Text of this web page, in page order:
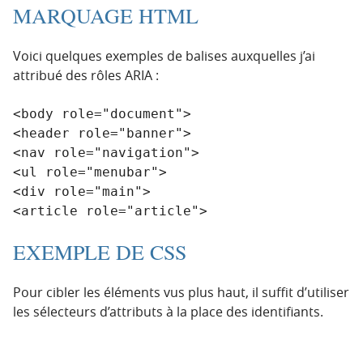
MARQUAGE HTML
Voici quelques exemples de balises auxquelles j’ai
attribué des rôles ARIA :
<body role="document">
<header role="banner">
<nav role="navigation">
<ul role="menubar">
<div role="main">
<article role="article">
EXEMPLE DE CSS
Pour cibler les éléments vus plus haut, il suffit d’utiliser
les sélecteurs d’attributs à la place des identifiants.